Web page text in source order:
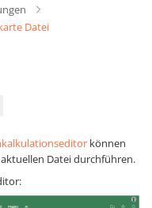
Datei
können
Datei durchführen.